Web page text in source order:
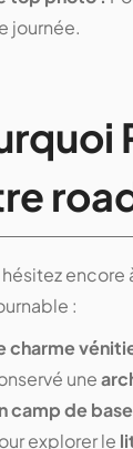
journée.
hésitez
:
charme
une
camp de
explorer le